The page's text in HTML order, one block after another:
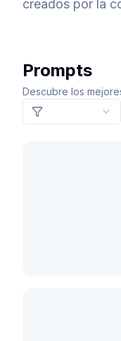
creados por la
Prompts
Descubre los